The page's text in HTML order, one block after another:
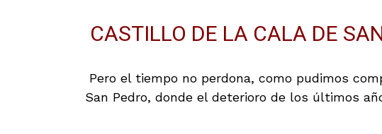
CASTILLO DE LA CALA DE
Pero el tiempo no perdona, como pudimos
San Pedro, donde el deterioro de los últimos